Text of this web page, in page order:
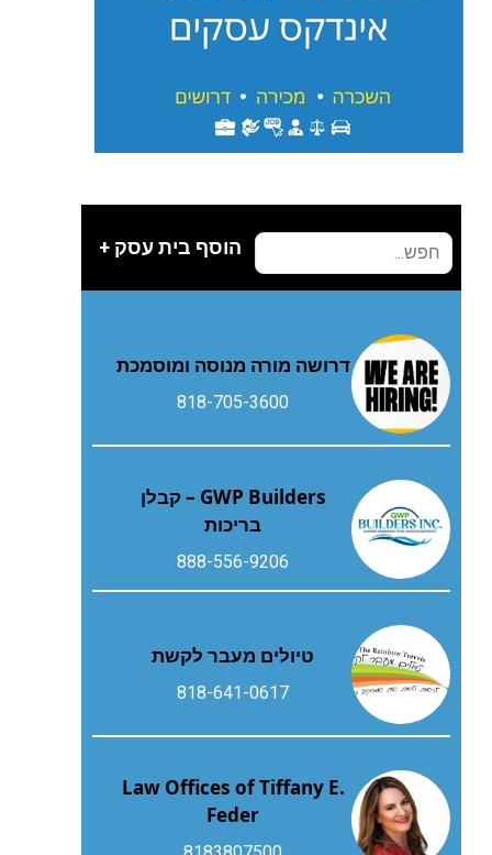
הוסף בית עסק +
דרושה מורה מנוסה ומוסמכת
818-705-3600
GWP Builders – קבלן
בריכות
888-556-9206
טיולים מעבר לקשת
818-641-0617
Law Offices of Tiffany E.
Feder